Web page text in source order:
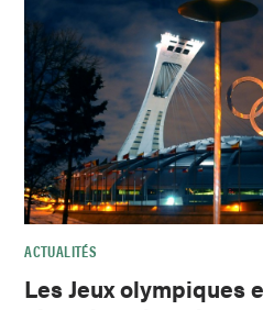
ACTUALITÉS
Les Jeux olympiques